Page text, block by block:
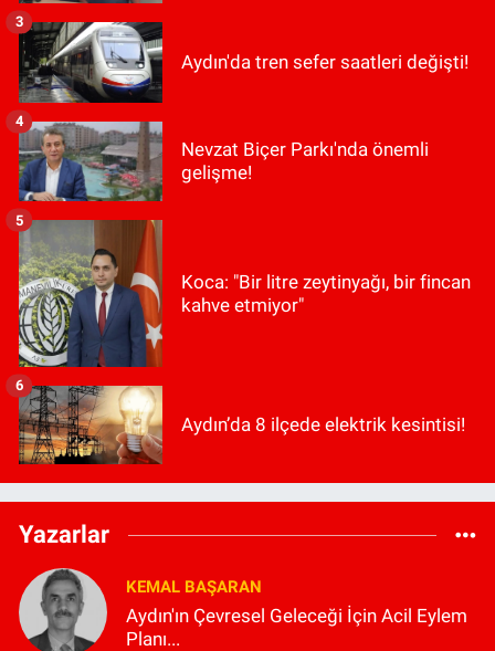
Aydın'da tren sefer saatleri değişti!
3
Nevzat Biçer Parkı'nda önemli
gelişme!
4
Koca: "Bir litre zeytinyağı, bir fincan
kahve etmiyor"
5
Aydın’da 8 ilçede elektrik kesintisi!
6
Yazarlar
KEMAL BAŞARAN
Aydın'ın Çevresel Geleceği İçin Acil Eylem
Planı...